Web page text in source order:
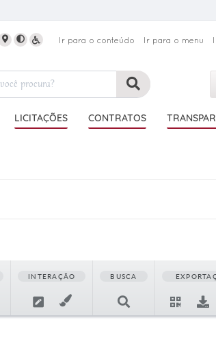
Ir para o conteúdo Ir para o menu
LICITAÇÕES CONTRATOS
INTERAÇÃO BUSCA